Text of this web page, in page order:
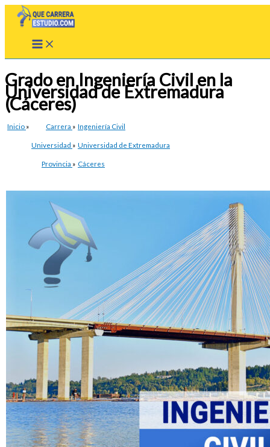
Grado en Ingeniería Civil en la
Universidad de Extremadura
(Cáceres)
Inicio » Carrera » Ingeniería Civil
Universidad » Universidad de Extremadura
Provincia » Cáceres